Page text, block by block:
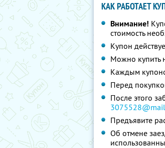
КАК РАБОТАЕТ
Внимание!
стоимость
Купон
Можно купить
Каждым
Перед
После этого
Предъявите
Об отмене